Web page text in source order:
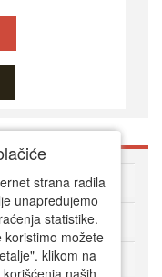
strana radila
unapređujemo
statistike.
koristimo možete
klikom na
naših